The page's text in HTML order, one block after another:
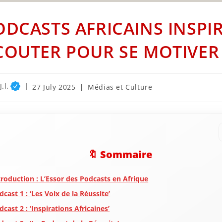
AFRICAINS
POUR SE
Post
27 July 2025
Post
Médias et Culture
🔖 Sommaire
: L’Essor des Podcasts en Afrique
1 : ‘Les Voix de la Réussite’
2 : ‘Inspirations Africaines’